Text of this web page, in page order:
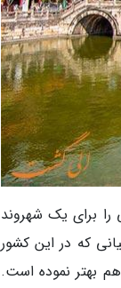
را برای یک شهروند
که در این کشور
بهتر نموده است.